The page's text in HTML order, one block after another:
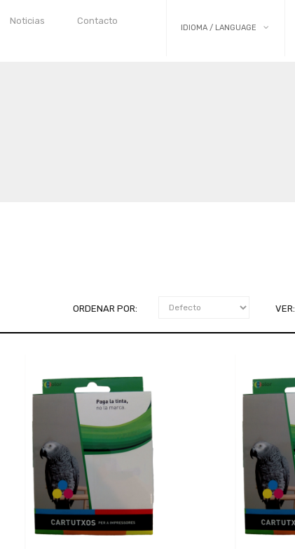
IDIOMA / LANGUAGE
Noticias Contacto
ORDENAR POR: VER: